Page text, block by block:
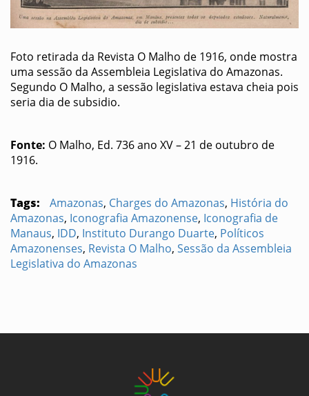
Foto retirada da Revista O Malho de 1916, onde mostra
uma sessão da Assembleia Legislativa do Amazonas.
Segundo O Malho, a sessão legislativa estava cheia pois
seria dia de subsidio.
Fonte: O Malho, Ed. 736 ano XV – 21 de outubro de
1916.
Tags: Amazonas, Charges do Amazonas, História do
Amazonas, Iconografia Amazonense, Iconografia de
Manaus, IDD, Instituto Durango Duarte, Políticos
Amazonenses, Revista O Malho, Sessão da Assembleia
Legislativa do Amazonas